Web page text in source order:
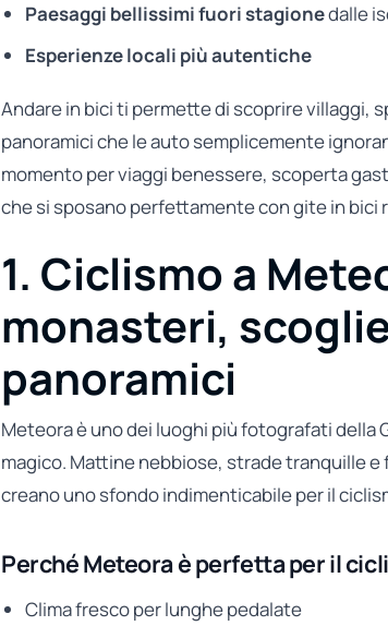
Paesaggi bellissimi fuori stagionedalle
Esperienze locali più autentiche
Andare in bici ti permette di scoprire villaggi,
panoramici che le auto semplicemente
momento per viaggi benessere, scoperta
che si sposano perfettamente con gite in bici
1. Ciclismo a
monasteri,
panoramici
Meteora è uno dei luoghi più fotografati della
magico. Mattine nebbiose, strade tranquille
creano uno sfondo indimenticabile per il
Perché Meteora è perfetta per il
Clima fresco per lunghe pedalate